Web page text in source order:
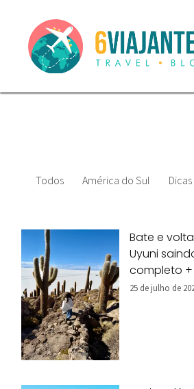
Todos América do Sul Dicas
Bate e
Uyuni
completo
25 de julho de